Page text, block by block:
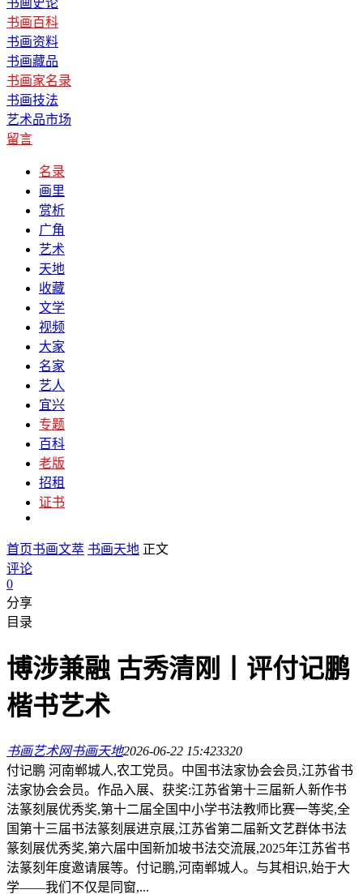
书画百科
书画资料
书画藏品
书画家名录
书画技法
艺术品市场
留言
名录
画里
赏析
广角
艺术
天地
收藏
文学
视频
大家
名家
艺人
宜兴
专题
百科
老版
招租
证书
首页书画文萃 书画天地 正文
评论
0
分享
目录
博涉兼融 古秀清刚丨评付记鹏
楷书艺术
书画艺术网书画天地2026-06-22 15:423320
付记鹏 河南郸城人,农工党员。中国书法家协会会员,江苏省书
法家协会会员。作品入展、获奖:江苏省第十三届新人新作书
法篆刻展优秀奖,第十二届全国中小学书法教师比赛一等奖,全
国第十三届书法篆刻展进京展,江苏省第二届新文艺群体书法
篆刻展优秀奖,第六届中国新加坡书法交流展,2025年江苏省书
法篆刻年度邀请展等。付记鹏,河南郸城人。与其相识,始于大
学——我们不仅是同窗,...